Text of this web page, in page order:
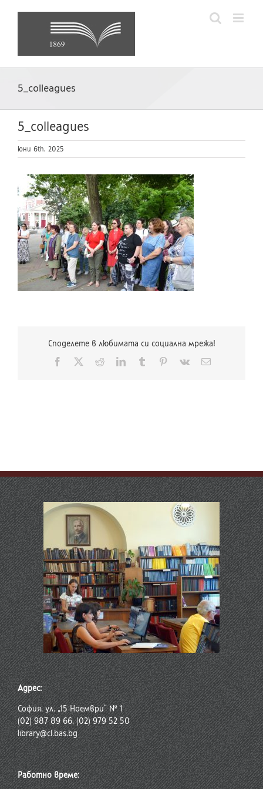
5_colleagues
5_colleagues
юни 6th, 2025
Споделете в любимата си социална мрежа!
Facebook RedditLinkedInTumblr Pinterest
Vk
Електронна
Адрес:
София, ул. „15 Ноември“ № 1
(02) 987 89 66, (02) 979 52 50
library@cl.bas.bg
Работно време: